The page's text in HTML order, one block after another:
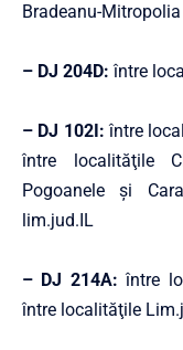
Bradeanu-
– DJ 204D: între
– DJ 102I: între
între localităţile
Pogoanele şi
lim.jud.IL
– DJ 214A: între
între localităţile